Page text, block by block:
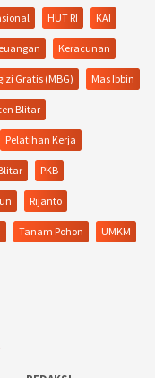
HUT RI KAI
Keracunan
Gratis (MBG) Mas Ibbin
Blitar
Pelatihan Kerja
PKB
Rijanto
Tanam Pohon UMKM